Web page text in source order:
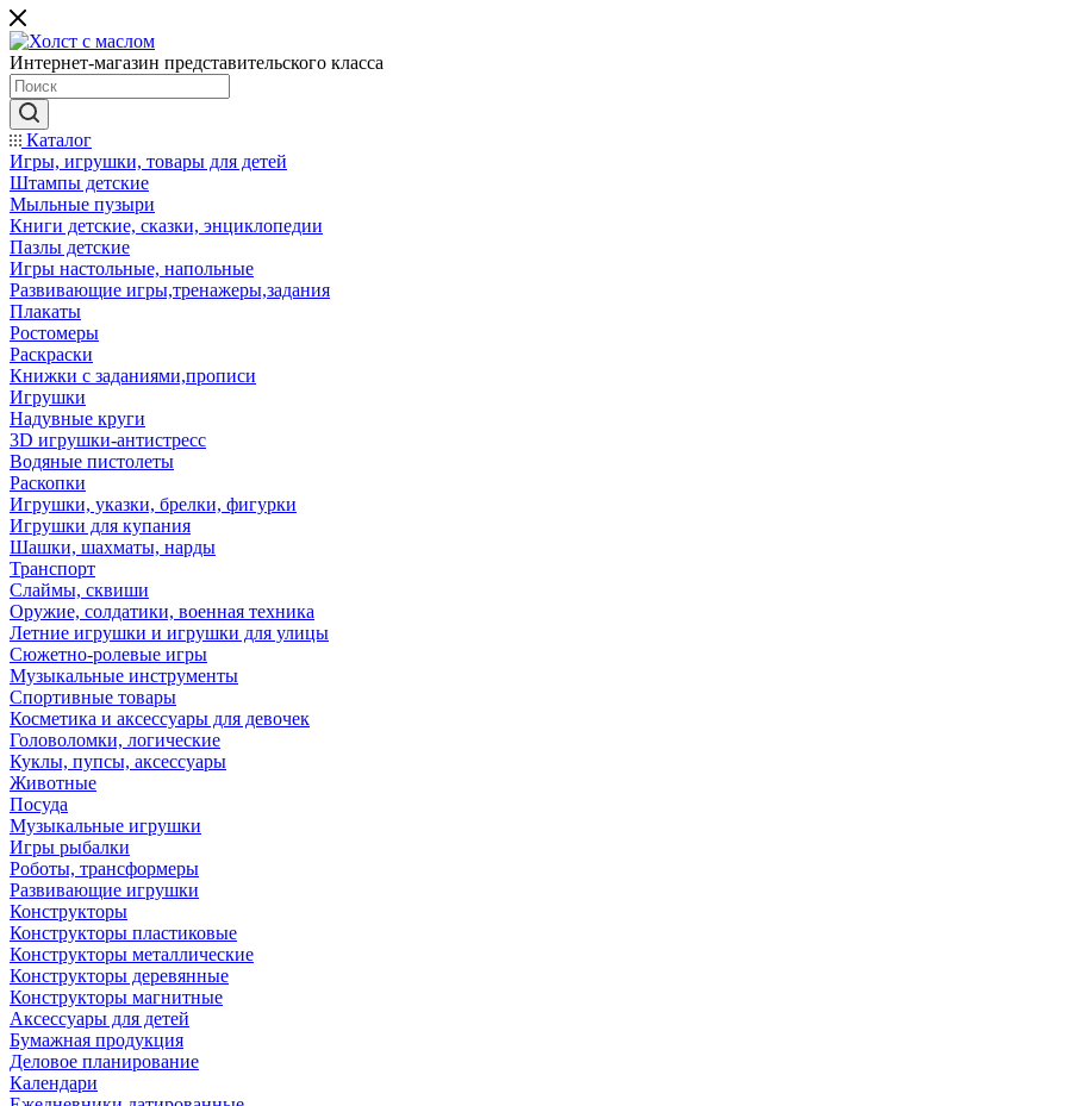
Интернет-магазин представительского класса
Каталог
Игры, игрушки, товары для детей
Штампы детские
Мыльные пузыри
Книги детские, сказки, энциклопедии
Пазлы детские
Игры настольные, напольные
Развивающие игры,тренажеры,задания
Плакаты
Ростомеры
Раскраски
Книжки с заданиями,прописи
Игрушки
Надувные круги
3D игрушки-антистресс
Водяные пистолеты
Раскопки
Игрушки, указки, брелки, фигурки
Игрушки для купания
Шашки, шахматы, нарды
Транспорт
Слаймы, сквиши
Оружие, солдатики, военная техника
Летние игрушки и игрушки для улицы
Сюжетно-ролевые игры
Музыкальные инструменты
Спортивные товары
Косметика и аксессуары для девочек
Головоломки, логические
Куклы, пупсы, аксессуары
Животные
Посуда
Музыкальные игрушки
Игры рыбалки
Роботы, трансформеры
Развивающие игрушки
Конструкторы
Конструкторы пластиковые
Конструкторы металлические
Конструкторы деревянные
Конструкторы магнитные
Аксессуары для детей
Бумажная продукция
Деловое планирование
Календари